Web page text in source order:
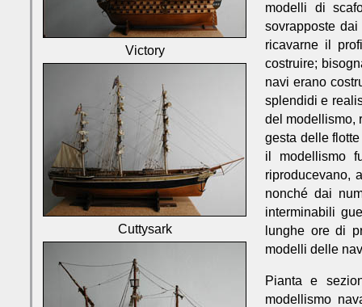
Victory
Cuttysark
modelli di
sovrapposte
ricavarne il
costruire;
navi erano
splendidi e
del modellismo,
gesta delle
il modellismo
riproducevano,
nonché dai
interminabili
lunghe ore di
modelli delle
Pianta e
modellismo